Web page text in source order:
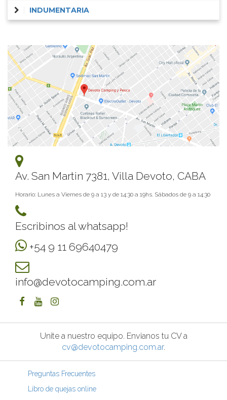
INDUMENTARIA
Av. San Martin 7381, Villa Devoto, CABA
Horario: Lunes a Viernes de 9 a 13 y de 14:30 a 19hs. Sábados de 9 a 14:30
Escribinos al whatsapp!
+54 9 11 69640479
info@devotocamping.com.ar
Unite a nuestro equipo. Envianos tu CV a
cv@devotocamping.com.ar.
Preguntas Frecuentes
Libro de quejas online